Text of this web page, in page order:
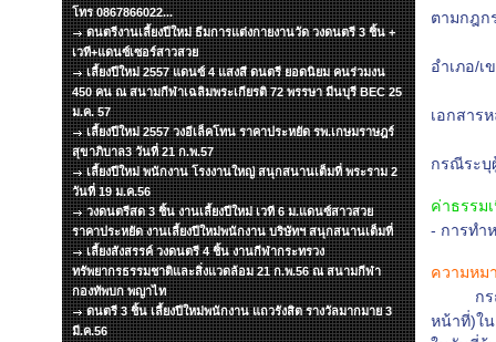
โทร 0867866022...
ดนตรีงานเลี้ยงปีใหม่ ธีมการแต่งกายงานวัด วงดนตรี 3 ชิ้น +
เวที+แดนซ์เซอร์สาวสวย
เลี้ยงปีใหม่ 2557 แดนซ์ 4 แสงสี ดนตรี ยอดนิยม คนร่วมงน
450 คน ณ สนามกีฬาเฉลิมพระเกียรติ 72 พรรษา มีนบุรี BEC 25
ม.ค. 57
เลี้ยงปีใหม่ 2557 วงอีเล็คโทน ราคาประหยัด รพ.เกษมราษฎร์
สุขาภิบาล3 วันที่ 21 ก.พ.57
เลี้ยงปีใหม่ พนักงาน โรงงานใหญ่ สนุกสนานเต็มที่ พระราม 2
วันที่ 19 ม.ค.56
วงดนตรีสด 3 ชิ้น งานเลี้ยงปีใหม่ เวที 6 ม.แดนซ์สาวสวย
ราคาประหยัด งานเลี้ยงปีใหม่พนักงาน บริษัทฯ สนุกสนานเต็มที่
เลี้ยงสังสรรค์ วงดนตรี 4 ชิ้น งานกีฬากระทรวง
ทรัพยากรธรรมชาติและสิ่งแวดล้อม 21 ก.พ.56 ณ สนามกีฬา
กองทัพบก พญาไท
ดนตรี 3 ชิ้น เลี้ยงปีใหม่พนักงาน แถวรังสิต รางวัลมากมาย 3
มี.ค.56
ตามกฎก
อำเภอ/
เอกสาร
กรณีระบุ
ค่าธรรม
- การทำ
ความหม
กรณีบิด
หน้าที่)ใ